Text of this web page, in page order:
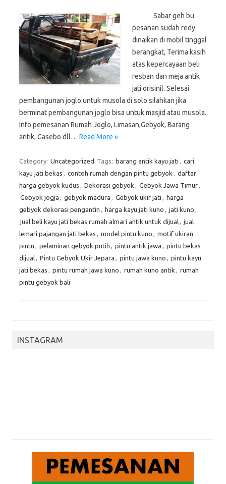
Sabar geh bu
pesanan sudah redy
dinaikan di mobil tinggal
berangkat, Terima kasih
atas kepercayaan beli
resban dan meja antik
jati orisinil. Selesai
pembangunan joglo untuk musola di solo silahkan jika
berminat pembangunan joglo bisa untuk masjid atau musola.
Info pemesanan Rumah Joglo, Limasan,Gebyok, Barang
antik, Gasebo dll… Read More »
Category: Uncategorized Tags: barang antik kayu jati , cari
kayu jati bekas , contoh rumah dengan pintu gebyok , daftar
harga gebyok kudus , Dekorasi gebyok , Gebyok Jawa Timur,
Gebyok jogja , gebyok madura , Gebyok ukir jati , harga
gebyok dekorasi pengantin , harga kayu jati kuno , jati kuno ,
jual beli kayu jati bekas rumah almari antik untuk dijual, jual
lemari pajangan jati bekas , model pintu kuno , motif ukiran
pintu , pelaminan gebyok putih , pintu antik jawa , pintu bekas
dijual, Pintu Gebyok Ukir Jepara , pintu jawa kuno , pintu kayu
jati bekas , pintu rumah jawa kuno , rumah kuno antik , rumah
pintu gebyok bali
INSTAGRAM